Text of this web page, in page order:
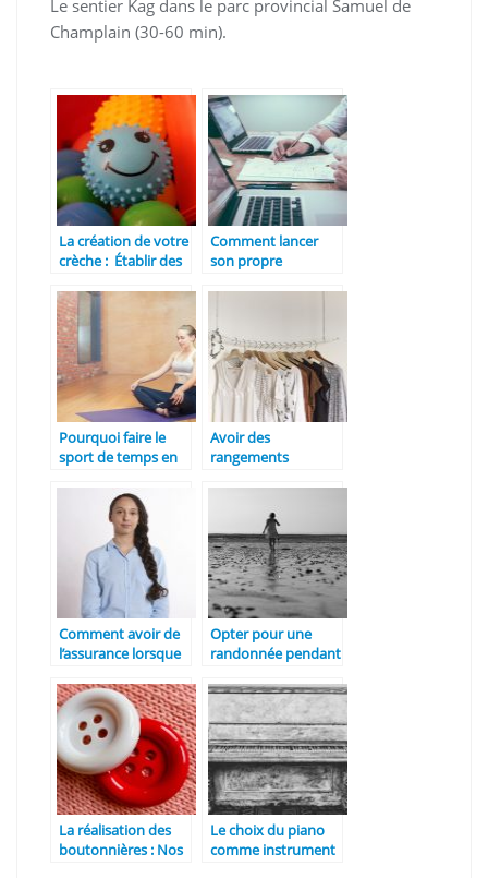
Le sentier Kag dans le parc provincial Samuel de
Champlain (30-60 min).
La création de votre
crèche : Établir des
Comment lancer
son propre
Pourquoi faire le
sport de temps en
Avoir des
rangements
Comment avoir de
l’assurance lorsque
exprimons en
public ?
Opter pour une
randonnée pendant
vacances
La réalisation des
boutonnières : Nos
Le choix du piano
comme instrument